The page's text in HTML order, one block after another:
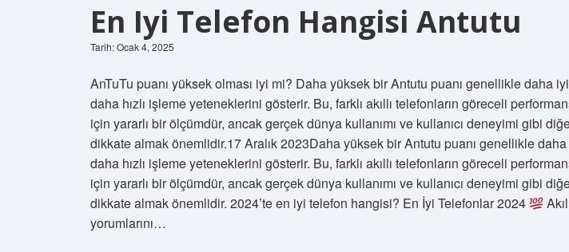
En Iyi Telefon Hangisi Antutu
Tarih: Ocak 4, 2025
AnTuTu puanı yüksek olması iyi mi? Daha yüksek bir Antutu puanı genellikle daha
daha hızlı işleme yeteneklerini gösterir. Bu, farklı akıllı telefonların göreceli
için yararlı bir ölçümdür, ancak gerçek dünya kullanımı ve kullanıcı deneyimi gibi
dikkate almak önemlidir.17 Aralık 2023Daha yüksek bir Antutu puanı genellikle
daha hızlı işleme yeteneklerini gösterir. Bu, farklı akıllı telefonların göreceli
için yararlı bir ölçümdür, ancak gerçek dünya kullanımı ve kullanıcı deneyimi gibi
dikkate almak önemlidir. 2024’te en iyi telefon hangisi? En İyi Telefonlar 2024
yorumlarını…